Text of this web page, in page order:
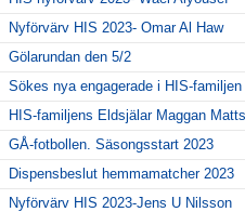
Nyförvärv HIS 2023- Omar Al Haw
Gölarundan den 5/2
Sökes nya engagerade i HIS-familjen
HIS-familjens Eldsjälar Maggan
GÅ-fotbollen. Säsongsstart 2023
Dispensbeslut hemmamatcher 2023
Nyförvärv HIS 2023-Jens U Nilsson